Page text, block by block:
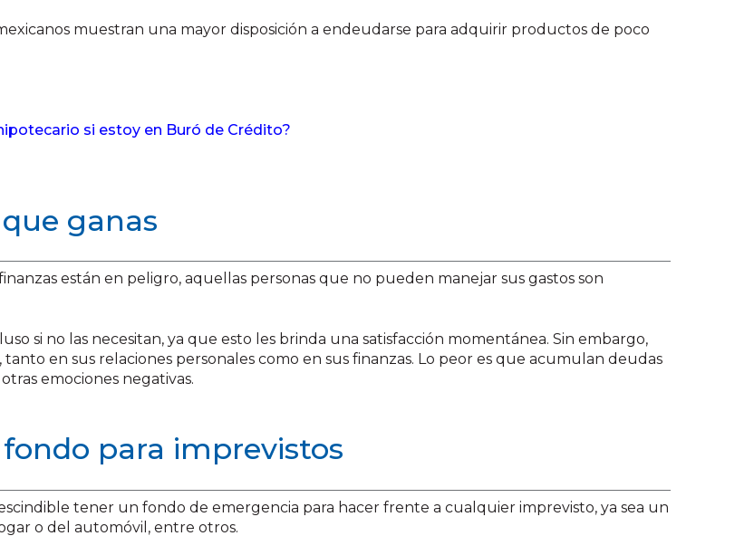
muestran una mayor disposición a endeudarse para adquirir productos de poco
si estoy en Buró de Crédito?
ganas
están en peligro, aquellas personas que no pueden manejar sus gastos son
si no las necesitan, ya que esto les brinda una satisfacción momentánea. Sin embargo,
en sus relaciones personales como en sus finanzas. Lo peor es que acumulan deudas
emociones negativas.
para imprevistos
tener un fondo de emergencia para hacer frente a cualquier imprevisto, ya sea un
o del automóvil, entre otros.